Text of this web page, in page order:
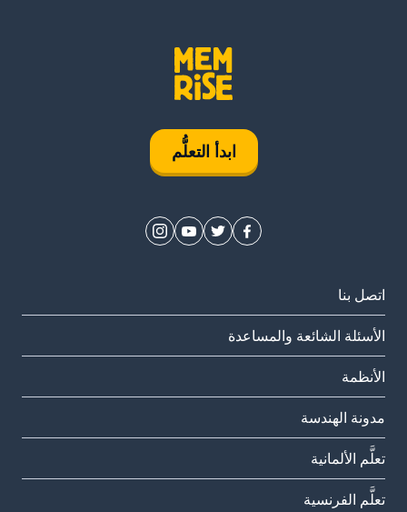
ابدأ التعلُّم
اتصل بنا
الأسئلة الشائعة والمساعدة
الأنظمة
مدونة الهندسة
تعلَّم الألمانية
تعلَّم الفرنسية